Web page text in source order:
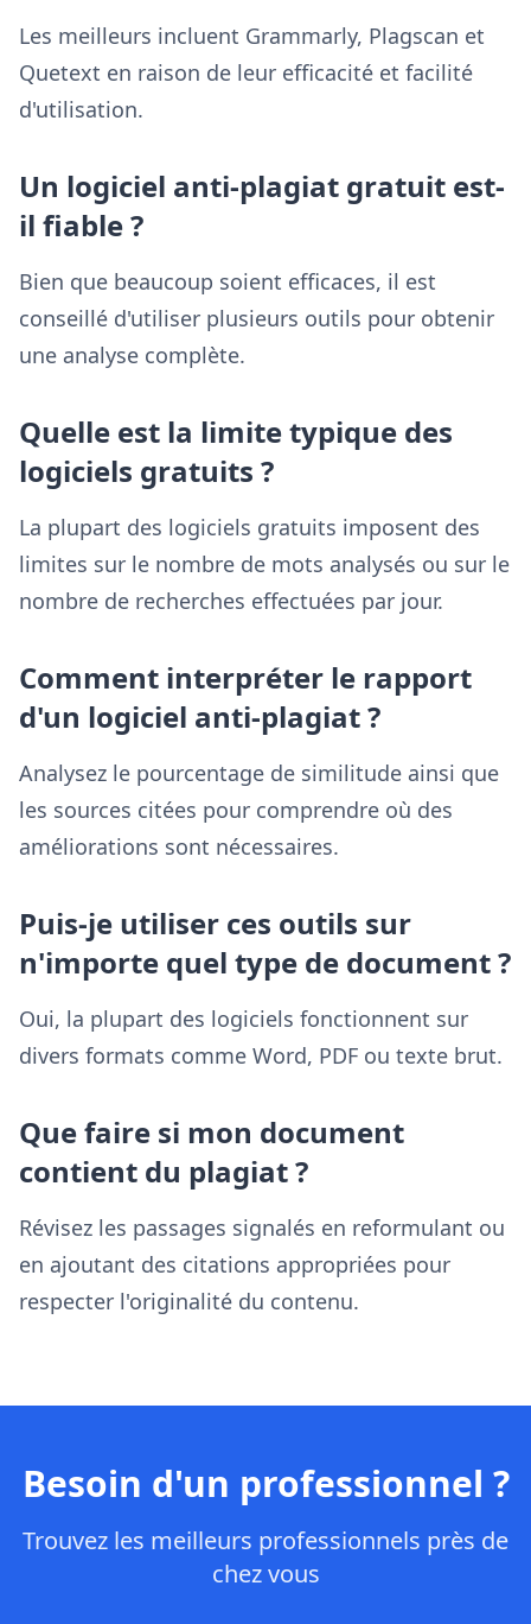
Les meilleurs incluent Grammarly, Plagscan et
Quetext en raison de leur efficacité et facilité
d'utilisation.
Un logiciel anti-plagiat gratuit est-
il fiable ?
Bien que beaucoup soient efficaces, il est
conseillé d'utiliser plusieurs outils pour obtenir
une analyse complète.
Quelle est la limite typique des
logiciels gratuits ?
La plupart des logiciels gratuits imposent des
limites sur le nombre de mots analysés ou sur le
nombre de recherches effectuées par jour.
Comment interpréter le rapport
d'un logiciel anti-plagiat ?
Analysez le pourcentage de similitude ainsi que
les sources citées pour comprendre où des
améliorations sont nécessaires.
Puis-je utiliser ces outils sur
n'importe quel type de document ?
Oui, la plupart des logiciels fonctionnent sur
divers formats comme Word, PDF ou texte brut.
Que faire si mon document
contient du plagiat ?
Révisez les passages signalés en reformulant ou
en ajoutant des citations appropriées pour
respecter l'originalité du contenu.
Besoin d'un professionnel ?
Trouvez les meilleurs professionnels près de
chez vous